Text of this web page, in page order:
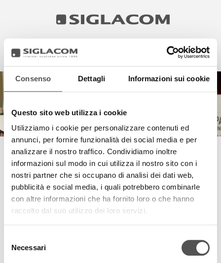
Consenso Dettagli Informazioni sui cookie
Questo sito web utilizza i cookie
Utilizziamo i cookie per personalizzare contenuti ed
annunci, per fornire funzionalità dei social media e per
analizzare il nostro traffico. Condividiamo inoltre
informazioni sul modo in cui utilizza il nostro sito con i
nostri partner che si occupano di analisi dei dati web,
pubblicità e social media, i quali potrebbero combinarle
con altre informazioni che ha fornito loro o che hanno
raccolto dal suo utilizzo dei loro servizi.
delNecessari
IT
HIGHLIGHTS
SIGLACOM
‹
DEMO DRIVE PER GRANA PADANO